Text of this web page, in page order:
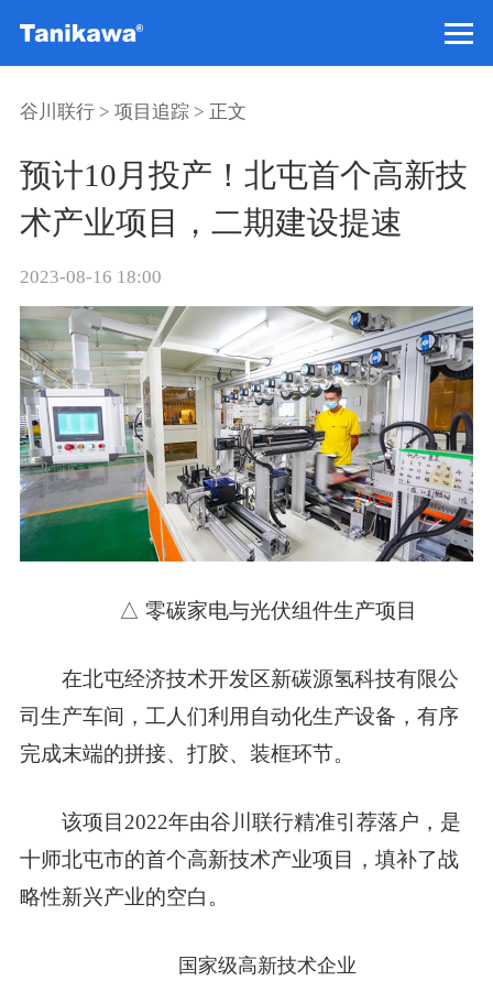
谷川联行> 项目追踪 > 正文
预计10月投产！北屯首个高新技
术产业项目，二期建设提速
2023-08-16 18:00
△ 零碳家电与光伏组件生产项目
在北屯经济技术开发区新碳源氢科技有限公
司生产车间，工人们利用自动化生产设备，有序
完成末端的拼接、打胶、装框环节。
该项目2022年由谷川联行精准引荐落户，是
十师北屯市的首个高新技术产业项目， 填补了战
略性新兴产业的空白。
国家级高新技术企业